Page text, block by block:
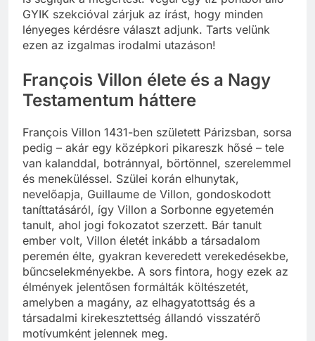
GYIK szekcióval zárjuk az írást, hogy minden
lényeges kérdésre választ adjunk. Tarts velünk
ezen az izgalmas irodalmi utazáson!
François Villon élete és a Nagy
Testamentum háttere
François Villon 1431-ben született Párizsban, sorsa
pedig – akár egy középkori pikareszk hősé – tele
van kalanddal, botránnyal, börtönnel, szerelemmel
és meneküléssel. Szülei korán elhunytak,
nevelőapja, Guillaume de Villon, gondoskodott
taníttatásáról, így Villon a Sorbonne egyetemén
tanult, ahol jogi fokozatot szerzett. Bár tanult
ember volt, Villon életét inkább a társadalom
peremén élte, gyakran keveredett verekedésekbe,
bűncselekményekbe. A sors fintora, hogy ezek az
élmények jelentősen formálták költészetét,
amelyben a magány, az elhagyatottság és a
társadalmi kirekesztettség állandó visszatérő
motívumként jelennek meg.